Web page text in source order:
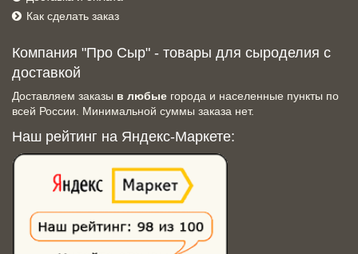
Как сделать заказ
Компания "Про Сыр" - товары для сыроделия с
доставкой
Доставляем заказы в любые города и населенные пункты по
всей России. Минимальной суммы заказа нет.
Наш рейтинг на Яндекс-Маркете: